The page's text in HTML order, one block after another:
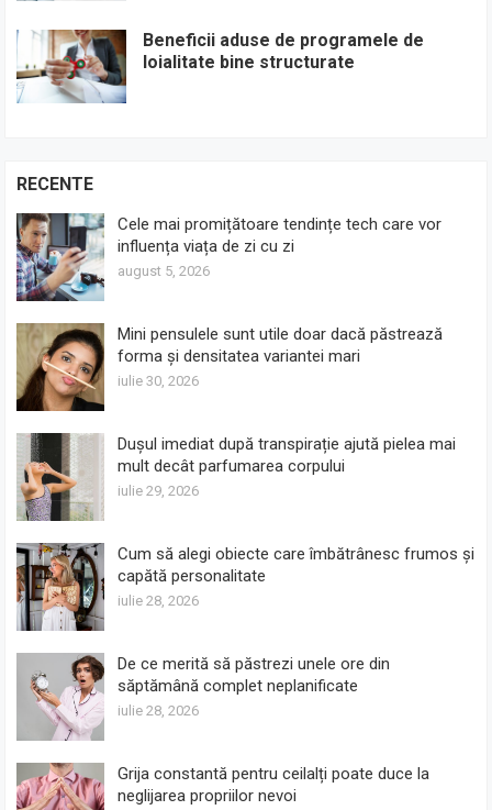
Beneficii aduse de programele de
loialitate bine structurate
RECENTE
Cele mai promițătoare tendințe tech care vor
influența viața de zi cu zi
august 5, 2026
Mini pensulele sunt utile doar dacă păstrează
forma și densitatea variantei mari
iulie 30, 2026
Dușul imediat după transpirație ajută pielea mai
mult decât parfumarea corpului
iulie 29, 2026
Cum să alegi obiecte care îmbătrânesc frumos și
capătă personalitate
iulie 28, 2026
De ce merită să păstrezi unele ore din
săptămână complet neplanificate
iulie 28, 2026
Grija constantă pentru ceilalți poate duce la
neglijarea propriilor nevoi